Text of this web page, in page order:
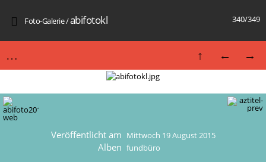
340/349
Foto-Galerie/abifotokl
Veröffentlicht am Mittwoch 19 August 2015
Alben fundbüro